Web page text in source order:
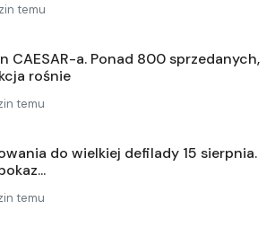
temu
CAESAR-a. Ponad 800 sprzedanych,
rośnie
temu
do wielkiej defilady 15 sierpnia.
temu